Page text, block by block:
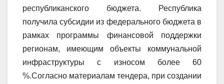
республиканского бюджета. Республика
получила субсидии из федерального бюджета в
рамках программы финансовой поддержки
регионам, имеющим объекты коммунальной
инфраструктуры с износом более 60
%.Согласно материалам тендера, при создании